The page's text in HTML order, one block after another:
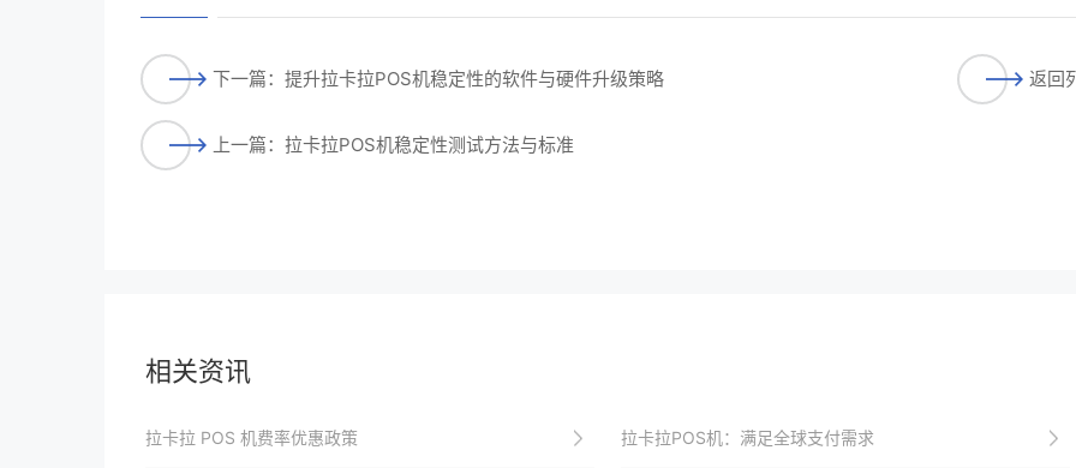
下一篇：提升拉卡拉POS机稳定性的软件与硬件升级策略
上一篇：拉卡拉POS机稳定性测试方法与标准
返回
相关资讯
拉卡拉 POS 机费率优惠政策 拉卡拉POS机：满足全球支付需求